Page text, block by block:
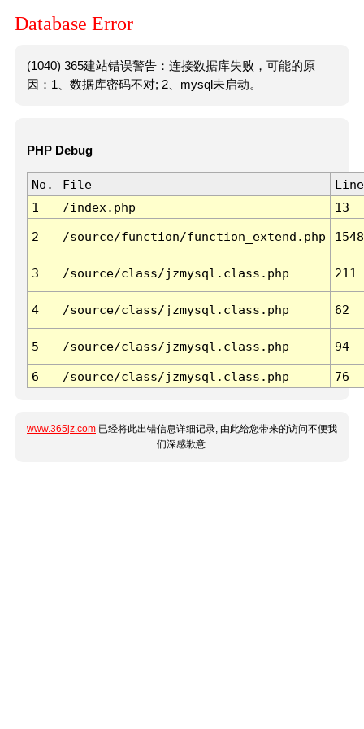
Database Error
(1040) 365建站错误警告：连接数据库失败，可能的原
因：1、数据库密码不对; 2、mysql未启动。
PHP Debug
No. File
Line
1
/index.php 13
2 /source/function/function_extend.php 1548
3 /source/class/jzmysql.class.php 211
4 /source/class/jzmysql.class.php 62
5 /source/class/jzmysql.class.php 94
6 /source/class/jzmysql.class.php 76
www.365jz.com 已经将此出错信息详细记录, 由此给您带来的访问不便我
们深感歉意.